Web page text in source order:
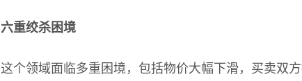
六重绞杀困境
这个领域面临多重困境，包括物价大幅下滑，买卖双